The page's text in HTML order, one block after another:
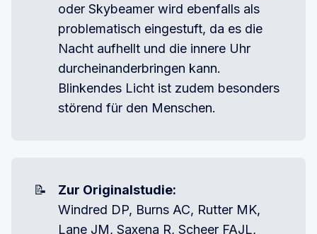
oder Skybeamer wird ebenfalls als
problematisch eingestuft, da es die
Nacht aufhellt und die innere Uhr
durcheinanderbringen kann.
Blinkendes Licht ist zudem besonders
störend für den Menschen.
📝
Zur Originalstudie:
Windred DP, Burns AC, Rutter MK,
Lane JM, Saxena R, Scheer FAJL,